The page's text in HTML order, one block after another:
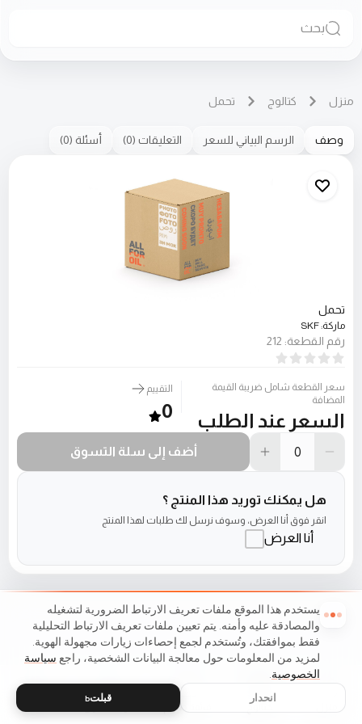
بحث
منزل كتالوج تحمل
وصف الرسم البياني للسعر التعليقات (
0
) أسئلة (
0
)
تحمل
ماركة:
SKF
رقم القطعة:
212
سعر القطعة شامل ضريبة القيمة
المضافة
السعر عند الطلب
التقييم
0
أضف إلى سلة التسوق
هل يمكنك توريد هذا المنتج ؟
انقر فوق أنا العرض، وسوف نرسل لك طلبات لهذا المنتج
أنا العرض
كتالوج قائمة طعام مفضلات
يستخدم هذا الموقع ملفات تعريف الارتباط الضرورية لتشغيله
والمصادقة عليه وأمنه. يتم تعيين ملفات تعريف الارتباط التحليلية
فقط بموافقتك، وتُستخدم لجمع إحصاءات زيارات مجهولة الهوية.
لمزيد من المعلومات حول معالجة البيانات الشخصية، راجع سياسة
الخصوصية.
انحدار قبلتь